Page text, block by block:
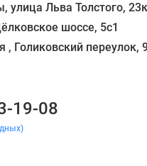
улица Льва Толстого,
шоссе, 5с1
19-08